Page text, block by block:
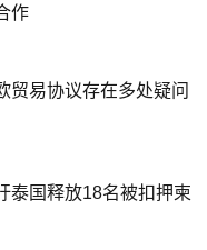
作
贸易协议存在多处疑问
泰国释放18名被扣押柬